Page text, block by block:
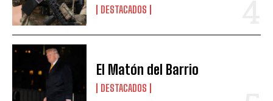
DESTACADOS
El Matón del Barrio
DESTACADOS